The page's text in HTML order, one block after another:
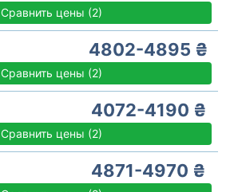
Сравнить цены (2)
4802-4895 ₴
Сравнить цены (2)
4072-4190 ₴
Сравнить цены (2)
4871-4970 ₴